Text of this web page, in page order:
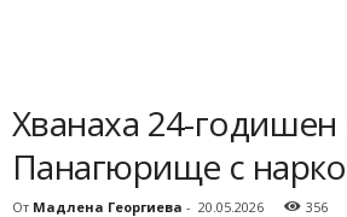
Хванаха 24-годишен
Панагюрище с
От Мадлена Георгиева - 20.05.2026 356